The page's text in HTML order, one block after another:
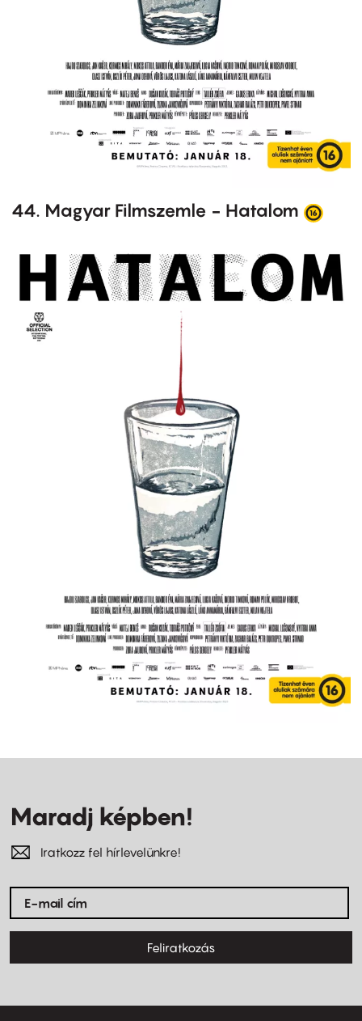
44. Magyar Filmszemle - Hatalom
Maradj képben!
Iratkozz fel hírlevelünkre!
Feliratkozás